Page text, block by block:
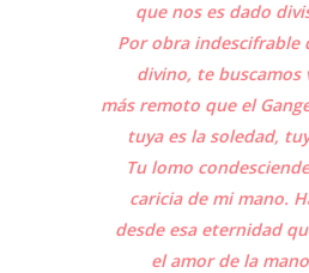
que nos es dado
Por obra indescifrable
divino, te buscamos
más remoto que el
tuya es la soledad,
Tu lomo
caricia de mi mano.
desde esa eternidad
el amor de la